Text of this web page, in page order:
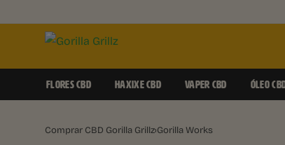
FLORES CBD HAXIXE CBD VAPER CBD ÓLEO
Comprar CBD Gorilla Grillz›Gorilla Works